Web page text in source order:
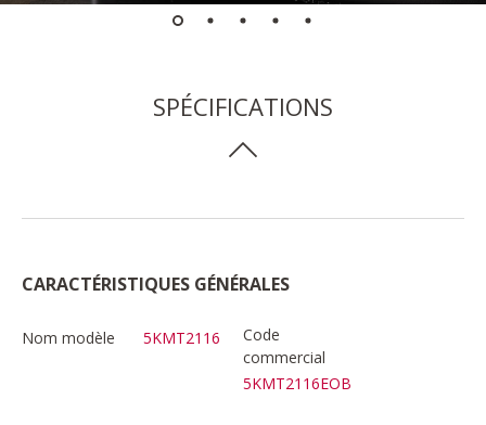
SPÉCIFICATIONS
CARACTÉRISTIQUES GÉNÉRALES
Nom modèle 5KMT2116
Code
commercial
5KMT2116EOB